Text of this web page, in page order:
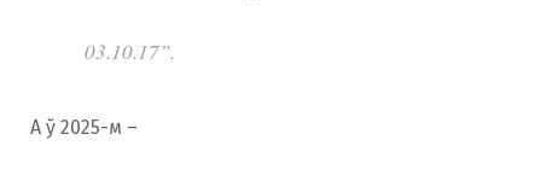
03.10.17”.
А ў 2025-м –